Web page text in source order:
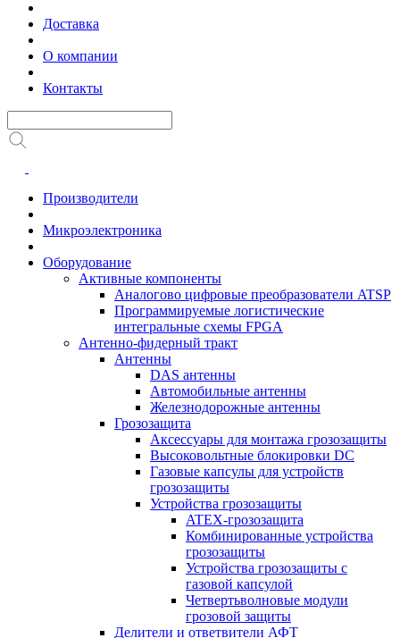
Доставка
О компании
Контакты
Производители
Микроэлектроника
Оборудование
Активные компоненты
Аналогово цифровые преобразователи ATSP
Программируемые логистические
интегральные схемы FPGA
Антенно-фидерный тракт
Антенны
DAS антенны
Автомобильные антенны
Железнодорожные антенны
Грозозащита
Аксессуары для монтажа грозозащиты
Высоковольтные блокировки DC
Газовые капсулы для устройств
грозозащиты
Устройства грозозащиты
ATEX-грозозащита
Комбинированные устройства
грозозащиты
Устройства грозозащиты с
газовой капсулой
Четвертьволновые модули
грозовой защиты
Делители и ответвители АФТ